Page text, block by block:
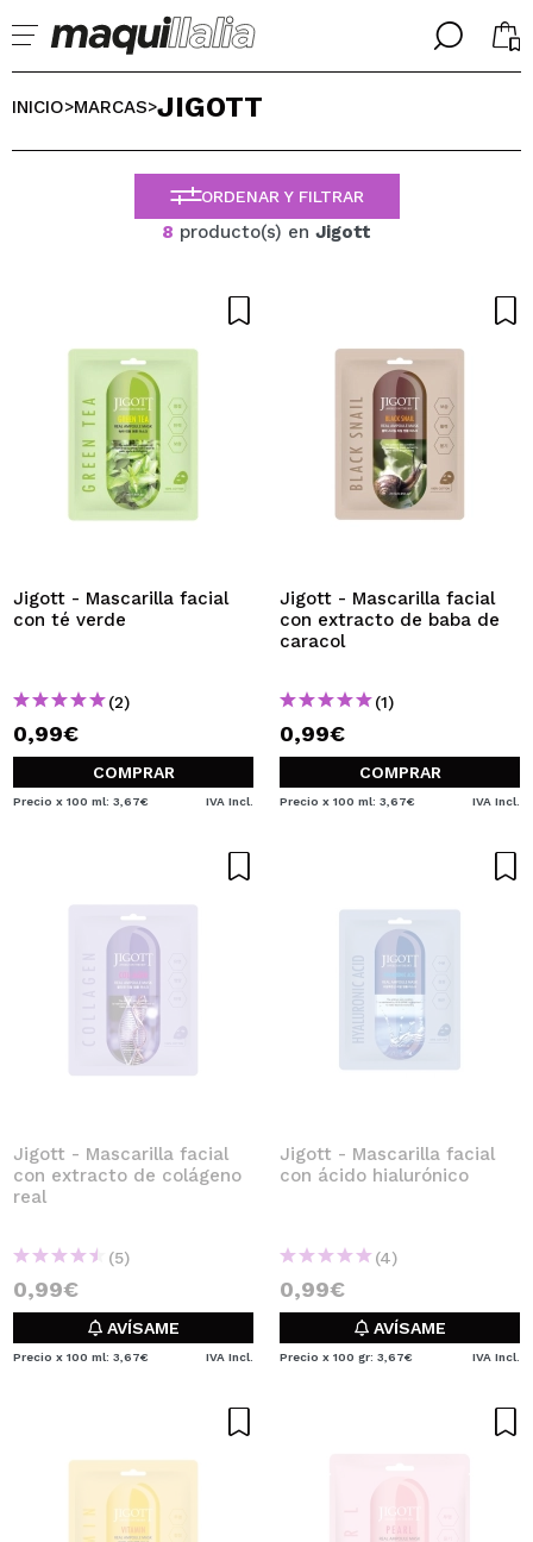
╳
BIENVENIDX!
No tengo cuenta aquí
Al crear una cuenta en Maquillalia.com podrás realizar
tus compras rápidamente, revisar el estado de tus
pedidos y consultar tus operaciones anteriores.
╳
SELECCIONA TU IDIOMA
ESPAÑOL
ENGLISH
FRANCES
ALEMAN
PORTUGUESE
INICIO>MARCAS>JIGOTT
ORDENAR Y FILTRAR
8 producto(s) en Jigott
Jigott - Mascarilla facial
con té verde
(2)
0,99€
COMPRAR
Precio x 100 ml: 3,67€ IVA Incl.
Jigott - Mascarilla facial
con extracto de baba de
caracol
(1)
0,99€
COMPRAR
Precio x 100 ml: 3,67€ IVA Incl.
Jigott - Mascarilla facial
con extracto de colágeno
real
(5)
0,99€
AVÍSAME
Precio x 100 ml: 3,67€ IVA Incl.
Jigott - Mascarilla facial
con ácido hialurónico
(4)
0,99€
AVÍSAME
Precio x 100 gr: 3,67€ IVA Incl.